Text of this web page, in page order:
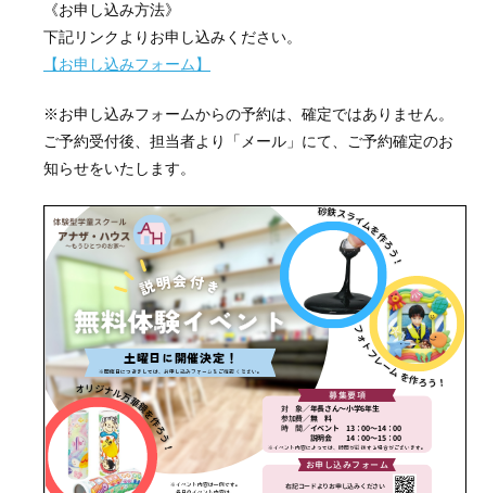
《お申し込み方法》
下記リンクよりお申し込みください。
【お申し込みフォーム】
※お申し込みフォームからの予約は、確定ではありません。
ご予約受付後、担当者より「メール」にて、ご予約確定のお
知らせをいたします。